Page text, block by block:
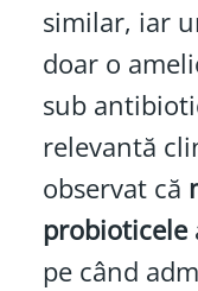
similar, iar
doar o
sub
relevantă
observat că
probioticele
pe când